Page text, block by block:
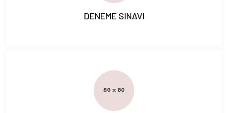
DENEME SINAVI